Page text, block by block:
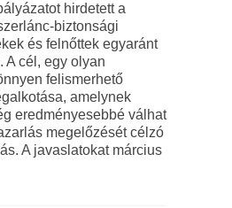
hirdetett a
biztonsági
és felnőttek egyaránt
A cél, egy olyan
felismerhető
amelynek
eredményesebbé válhat
megelőzését célzó
A javaslatokat március